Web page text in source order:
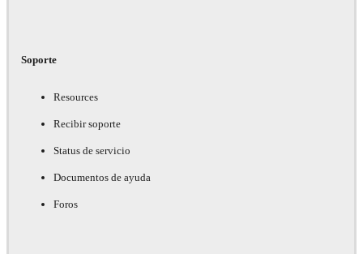
Soporte
Resources
Recibir soporte
Status de servicio
Documentos de ayuda
Foros